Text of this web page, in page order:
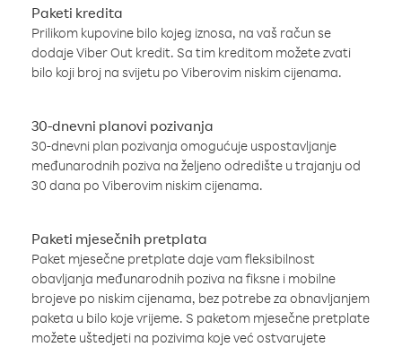
Paketi kredita
Prilikom kupovine bilo kojeg iznosa, na vaš račun se
dodaje Viber Out kredit. Sa tim kreditom možete zvati
bilo koji broj na svijetu po Viberovim niskim cijenama.
30-dnevni planovi pozivanja
30-dnevni plan pozivanja omogućuje uspostavljanje
međunarodnih poziva na željeno odredište u trajanju od
30 dana po Viberovim niskim cijenama.
Paketi mjesečnih pretplata
Paket mjesečne pretplate daje vam fleksibilnost
obavljanja međunarodnih poziva na fiksne i mobilne
brojeve po niskim cijenama, bez potrebe za obnavljanjem
paketa u bilo koje vrijeme. S paketom mjesečne pretplate
možete uštedjeti na pozivima koje već ostvarujete